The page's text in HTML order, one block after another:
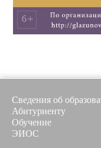
Сведения об
Абитуриенту
Обучение
ЭИОС